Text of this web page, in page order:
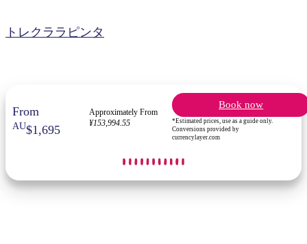
Sign
up
トレクララピンタ
From
AU$1,695
Approximately From
¥153,994.55
Book now
*Estimated prices, use as a guide only.
Conversions provided by
currencylayer.com